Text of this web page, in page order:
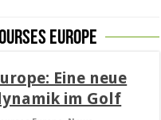
europe
Eine neue
im Golf